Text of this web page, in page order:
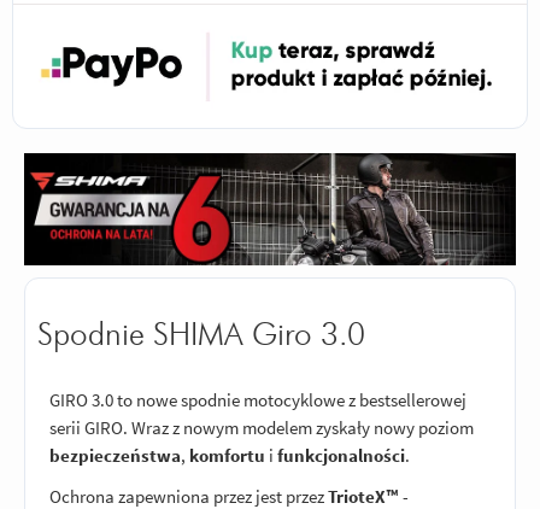
Spodnie SHIMA Giro 3.0
GIRO 3.0 to nowe spodnie motocyklowe z bestsellerowej
serii GIRO. Wraz z nowym modelem zyskały nowy poziom
bezpieczeństwa, komfortu i funkcjonalności.
Ochrona zapewniona przez jest przezTrioteX™ -